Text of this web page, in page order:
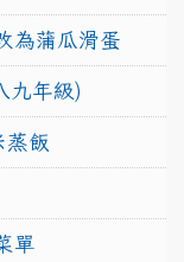
為蒲瓜滑蛋
九年級)
蒸飯
單